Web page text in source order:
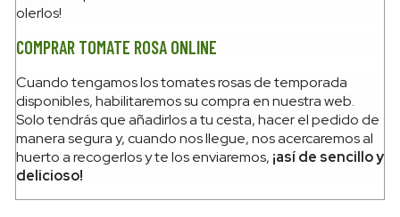
olerlos!
COMPRAR TOMATE ROSA ONLINE
Cuando tengamos los tomates rosas de temporada
disponibles, habilitaremos su compra en nuestra web.
Solo tendrás que añadirlos a tu cesta, hacer el pedido de
manera segura y, cuando nos llegue, nos acercaremos al
huerto a recogerlos y te los enviaremos, ¡así de sencillo y
delicioso!